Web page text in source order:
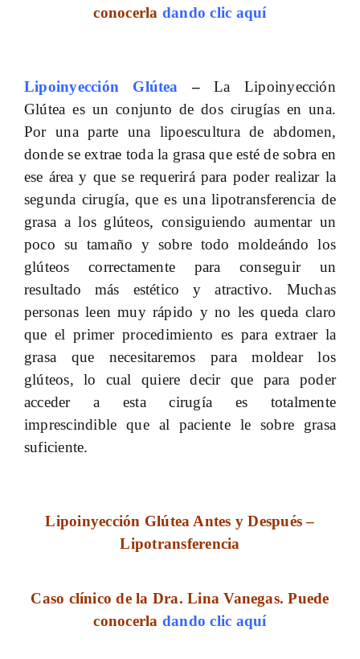
conocerla dando clic aquí
Lipoinyección Glútea –La Lipoinyección
Glútea es un conjunto de dos cirugías en una.
Por una parte una lipoescultura de abdomen,
donde se extrae toda la grasa que esté de sobra en
ese área y que se requerirá para poder realizar la
segunda cirugía, que es una lipotransferencia de
grasa a los glúteos, consiguiendo aumentar un
poco su tamaño y sobre todo moldeándo los
glúteos correctamente para conseguir un
resultado más estético y atractivo. Muchas
personas leen muy rápido y no les queda claro
que el primer procedimiento es para extraer la
grasa que necesitaremos para moldear los
glúteos, lo cual quiere decir que para poder
acceder a esta cirugía es totalmente
imprescindible que al paciente le sobre grasa
suficiente.
Lipoinyección Glútea Antes y Después –
Lipotransferencia
Caso clínico de la Dra. Lina Vanegas. Puede
conocerla dando clic aquí